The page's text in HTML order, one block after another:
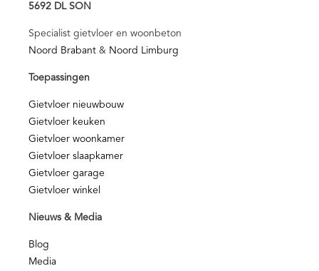
5692 DL SON
Specialist gietvloer en woonbeton
Noord Brabant & Noord Limburg
Toepassingen
Gietvloer nieuwbouw
Gietvloer keuken
Gietvloer woonkamer
Gietvloer slaapkamer
Gietvloer garage
Gietvloer winkel
Nieuws & Media
Blog
Media